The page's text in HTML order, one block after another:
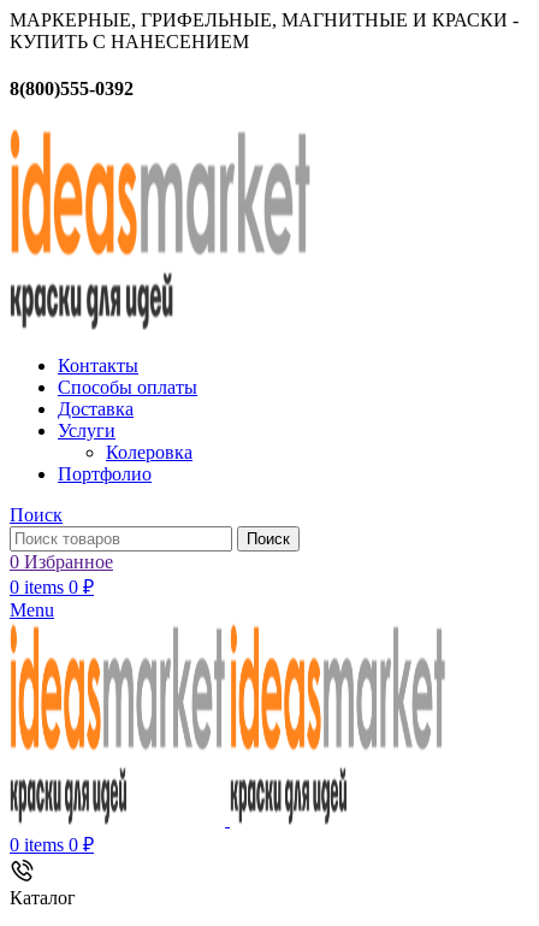
МАРКЕРНЫЕ, ГРИФЕЛЬНЫЕ, МАГНИТНЫЕ И КРАСКИ -
КУПИТЬ С НАНЕСЕНИЕМ
8(800)555-0392
Контакты
Способы оплаты
Доставка
Услуги
Колеровка
Портфолио
Поиск
Поиск
0 Избранное
0 items 0 ₽
Menu
0 items 0 ₽
Каталог